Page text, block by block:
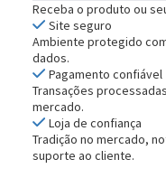
Receba o produto ou
Site seguro
Ambiente protegido
dados.
Pagamento confiável
Transações
mercado.
Loja de confiança
Tradição no mercado,
suporte ao cliente.